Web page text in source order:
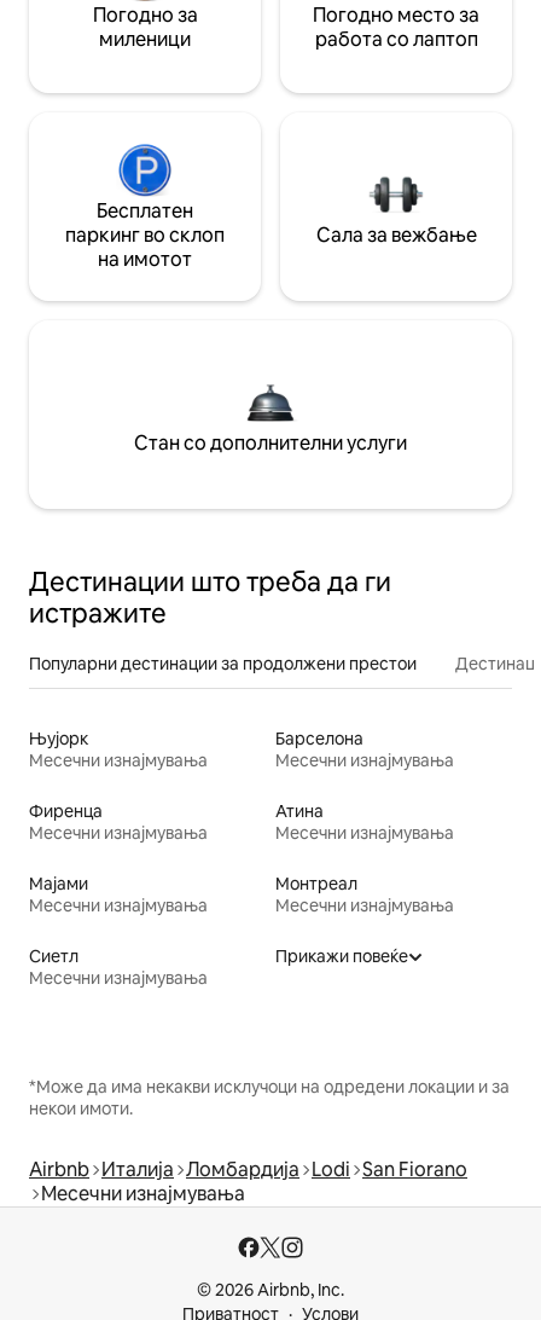
Погодно за
миленици
Погодно место за
работа со лаптоп
Бесплатен
паркинг во склоп
на имотот
Сала за вежбање
Стан со дополнителни услуги
Дестинации што треба да ги
истражите
Популарни дестинации за продолжени престои
Њујорк
Месечни изнајмувања
Барселона
Месечни изнајмувања
Фиренца
Месечни изнајмувања
Атина
Месечни изнајмувања
Мајами
Месечни изнајмувања
Монтреал
Месечни изнајмувања
Сиетл
Месечни изнајмувања
Прикажи повеќе
*Може да има некакви исклучоци на одредени локации и за
некои имоти.
Airbnb Италија Ломбардија Lodi San Fiorano
Месечни изнајмувања
© 2026 Airbnb, Inc.
Приватност
Услови